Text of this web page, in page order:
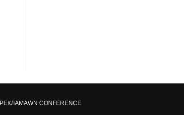
РЕКЛАМАWN CONFERENCE